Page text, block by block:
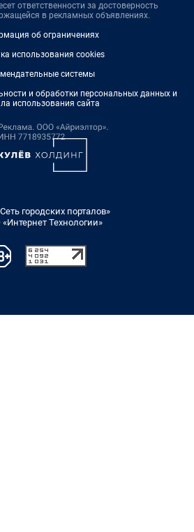
ответственности за достоверность
в рекламных объявлениях.
об ограничениях
использования cookies
системы
и обработки персональных данных и
использования сайта
городских порталов»
Технологии»